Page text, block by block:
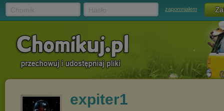
zapomniałem
expiter1